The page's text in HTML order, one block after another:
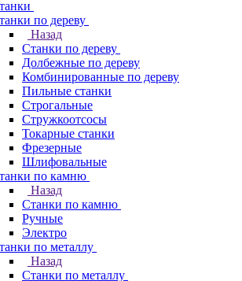
по дереву
Назад
Станки по дереву
Долбежные по дереву
Комбинированные по дереву
Пильные станки
Строгальные
Стружкоотсосы
Токарные станки
Фрезерные
Шлифовальные
по камню
Назад
Станки по камню
Ручные
Электро
по металлу
Назад
Станки по металлу